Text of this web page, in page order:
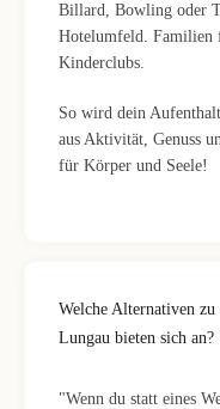
Billard, Bowling oder
Hotelumfeld. Familien
Kinderclubs.
So wird dein
aus Aktivität, Genuss
für Körper und Seele!
Welche Alternativen
Lungau bieten sich an?
"Wenn du statt eines